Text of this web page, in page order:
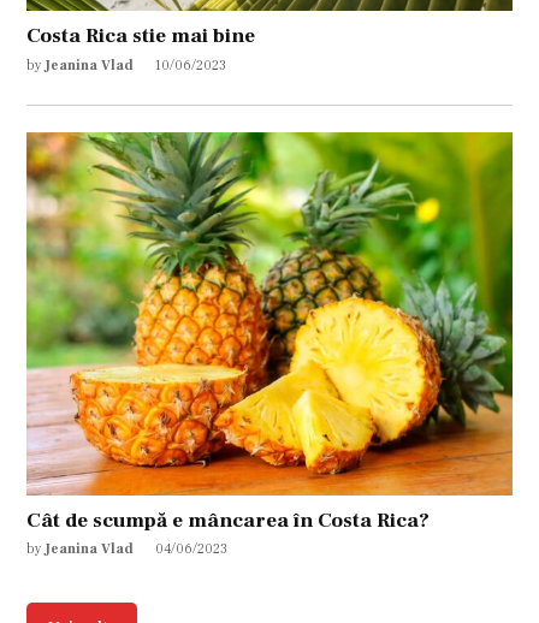
Costa Rica stie mai bine
by Jeanina Vlad 10/06/2023
Cât de scumpă e mâncarea în Costa Rica?
by Jeanina Vlad 04/06/2023